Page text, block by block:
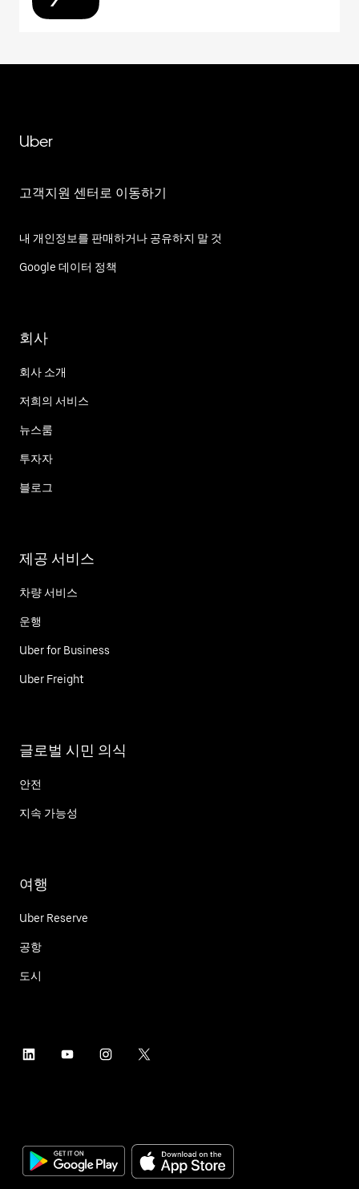
Uber
고객지원 센터로 이동하기
내 개인정보를 판매하거나 공유하지 말 것
Google 데이터 정책
회사
회사 소개
저희의 서비스
뉴스룸
투자자
블로그
제공 서비스
차량 서비스
운행
Uber for Business
Uber Freight
글로벌 시민 의식
안전
지속 가능성
여행
Uber Reserve
공항
도시